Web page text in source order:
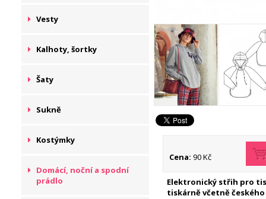
Vesty
Kalhoty, šortky
Šaty
Sukně
Kostýmky
Domácí, noční a spodní
prádlo
Cena: 90 Kč
Elektronický střih pro
tiskárně včetně českého